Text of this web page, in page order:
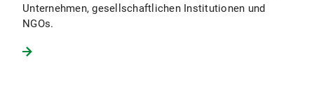
Unternehmen, gesellschaftlichen Institutionen und
NGOs.